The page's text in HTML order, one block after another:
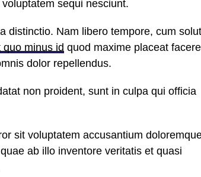
sequi nesciunt.
distinctio. Nam libero tempore, cum
quo minus id quod maxime placeat facere
dolor repellendus.
non proident, sunt in culpa qui officia
sit voluptatem accusantium
ab illo inventore veritatis et quasi